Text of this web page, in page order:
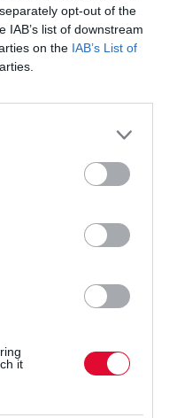
opt-out of the
list of downstream
on the IAB’s List of
it